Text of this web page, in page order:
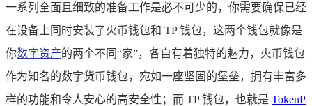
一系列全面且细致的准备工作是必不可少的，你需要确保已经
在设备上同时安装了火币钱包和 TP 钱包，这两个钱包就像是
你数字资产的两个不同“家”，各自有着独特的魅力，火币钱包
作为知名的数字货币钱包，宛如一座坚固的堡垒，拥有丰富多
样的功能和令人安心的高安全性；而 TP 钱包，也就是 TokenP